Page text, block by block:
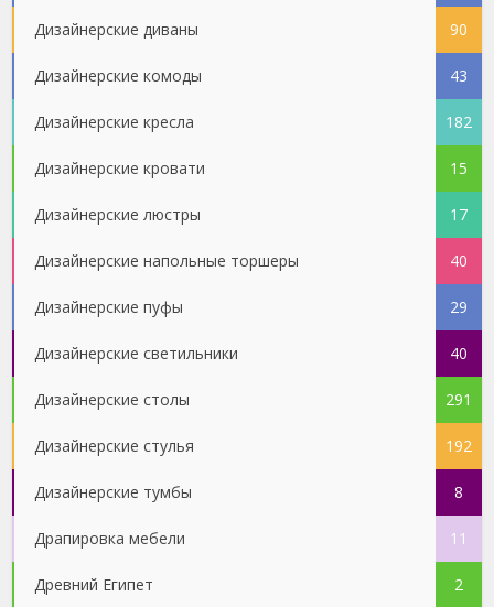
Дизайнерские диваны 90
Дизайнерские комоды 43
Дизайнерские кресла 182
Дизайнерские кровати 15
Дизайнерские люстры 17
Дизайнерские напольные торшеры 40
Дизайнерские пуфы 29
Дизайнерские светильники 40
Дизайнерские столы 291
Дизайнерские стулья 192
Дизайнерские тумбы 8
Драпировка мебели 11
Древний Египет 2